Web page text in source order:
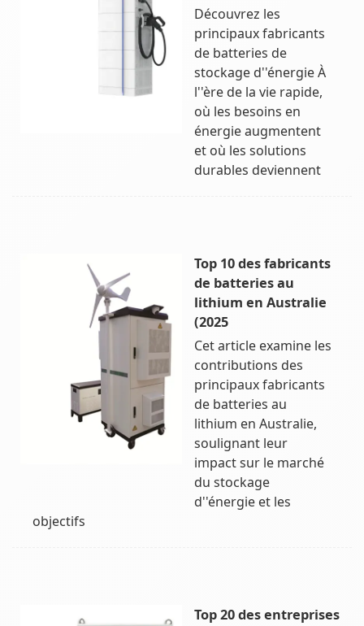
Découvrez les
principaux fabricants
de batteries de
stockage d''énergie À
l''ère de la vie rapide,
où les besoins en
énergie augmentent
et où les solutions
durables deviennent
Top 10 des fabricants
de batteries au
lithium en Australie
(2025
Cet article examine les
contributions des
principaux fabricants
de batteries au
lithium en Australie,
soulignant leur
impact sur le marché
du stockage
d''énergie et les
objectifs
Top 20 des entreprises